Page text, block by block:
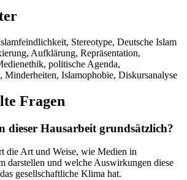
Stereotype, Deutsche Islam
Aufklärung, Repräsentation,
politische Agenda,
Minderheiten, Islamophobie, Diskursanalyse
Fragen
dieser Hausarbeit grundsätzlich?
die Art und Weise, wie Medien in
darstellen und welche Auswirkungen diese
gesellschaftliche Klima hat.